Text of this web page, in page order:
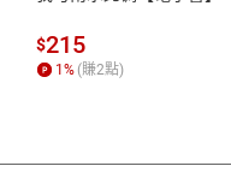
除
照
$215
1% (賺2點)